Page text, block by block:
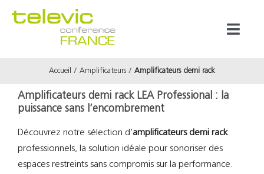
Accueil Amplificateurs Amplificateurs demi rack
Amplificateurs demi rack LEA Professional : la
puissance sans l’encombrement
Découvrez notre sélection d’amplificateurs demi rack
professionnels, la solution idéale pour sonoriser des
espaces restreints sans compromis sur la performance.